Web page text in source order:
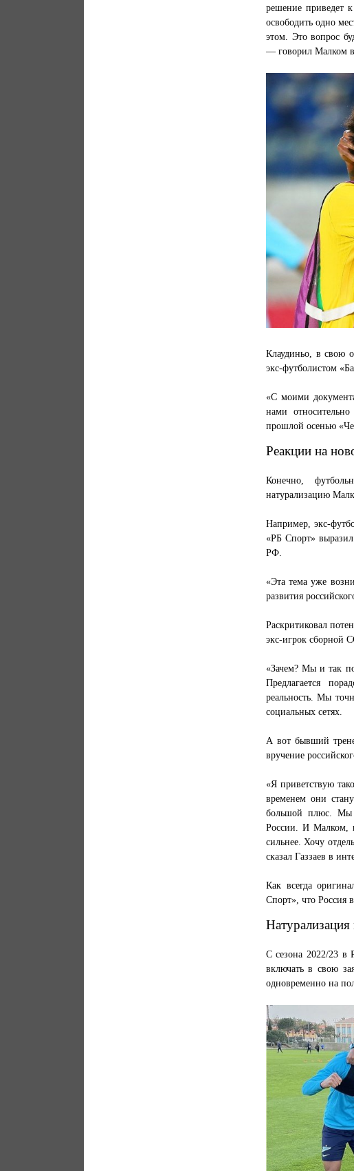
решение приведет
освободить одно
этом. Это вопрос
— говорил Малком в
Клаудиньо, в свою
экс-футболистом
«С моими
нами
прошлой осенью
Реакции на
Конечно,
натурализацию
Например, экс-
«РБ Спорт» выразил
РФ.
«Эта тема уже
развития
Раскритиковал
экс-игрок сборной
«Зачем? Мы и так
Предлагается
реальность. Мы
социальных сетях.
А вот бывший
вручение
«Я приветствую
временем они
большой плюс. Мы
России. И Малком,
сильнее. Хочу
сказал Газзаев в
Как всегда
Спорт», что Россия
С сезона 2022/23 в
включать в свою
одновременно на